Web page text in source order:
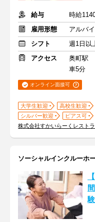
給与
時給
雇用形態
アルバ
シフト
週1日以
アクセス
奥町駅
車5分
オンライン面接可
大学生歓迎 高校生歓迎
シルバー歓迎
ピアス可
株式会社すかいらーくレスト
ソーシャルインクルーホ